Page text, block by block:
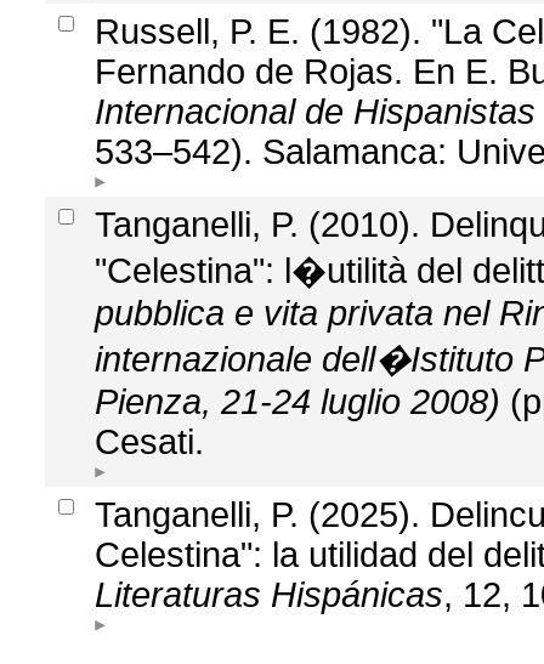
Russell, P. E. (1982). "La
Fernando de Rojas. En E.
Internacional de
533–542). Salamanca:
Tanganelli, P. (2010).
"Celestina": l�utilità del
pubblica e vita privata nel
internazionale dell�Istituto
Pienza, 21-24 luglio 2008)
Cesati.
Tanganelli, P. (2025).
Celestina": la utilidad del
Literaturas Hispánicas, 12,